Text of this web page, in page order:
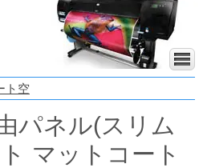
ト空
パネル(スリム
マットコート